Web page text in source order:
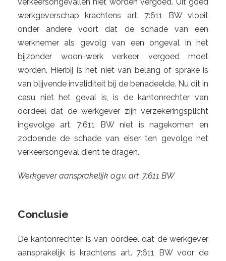
verkeersongevallen niet worden vergoed. Uit goed
werkgeverschap krachtens art. 7:611 BW vloeit
onder andere voort dat de schade van een
werknemer als gevolg van een ongeval in het
bijzonder woon-werk verkeer vergoed moet
worden. Hierbij is het niet van belang of sprake is
van blijvende invaliditeit bij de benadeelde. Nu dit in
casu niet het geval is, is de kantonrechter van
oordeel dat de werkgever zijn verzekeringsplicht
ingevolge art. 7:611 BW niet is nagekomen en
zodoende de schade van eiser ten gevolge het
verkeersongeval dient te dragen.
Werkgever aansprakelijk o.g.v. art. 7:611 BW
Conclusie
De kantonrechter is van oordeel dat de werkgever
aansprakelijk is krachtens art. 7:611 BW voor de